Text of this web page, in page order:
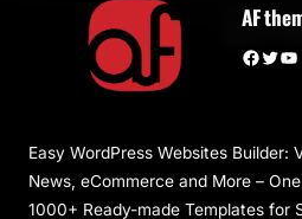
AF
Facebook Twitter YouTube
Easy WordPress Websites Builder:
News, eCommerce and More –
1000+ Ready-made Templates for